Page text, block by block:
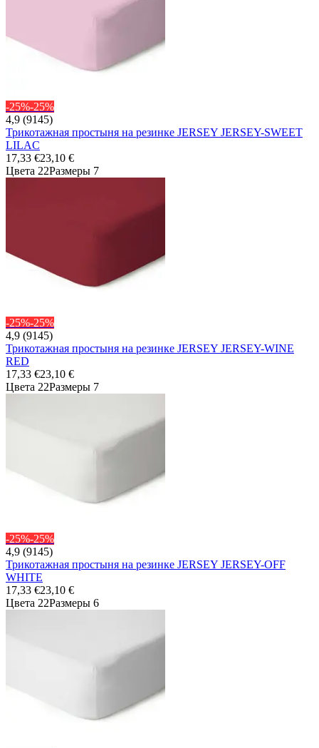
-25%-25%
4,9 (9145)
Трикотажная простыня на резинке JERSEY JERSEY-SWEET
LILAC
17,33 €23,10 €
Цвета 22Размеры 7
-25%-25%
4,9 (9145)
Трикотажная простыня на резинке JERSEY JERSEY-WINE
RED
17,33 €23,10 €
Цвета 22Размеры 7
-25%-25%
4,9 (9145)
Трикотажная простыня на резинке JERSEY JERSEY-OFF
WHITE
17,33 €23,10 €
Цвета 22Размеры 6